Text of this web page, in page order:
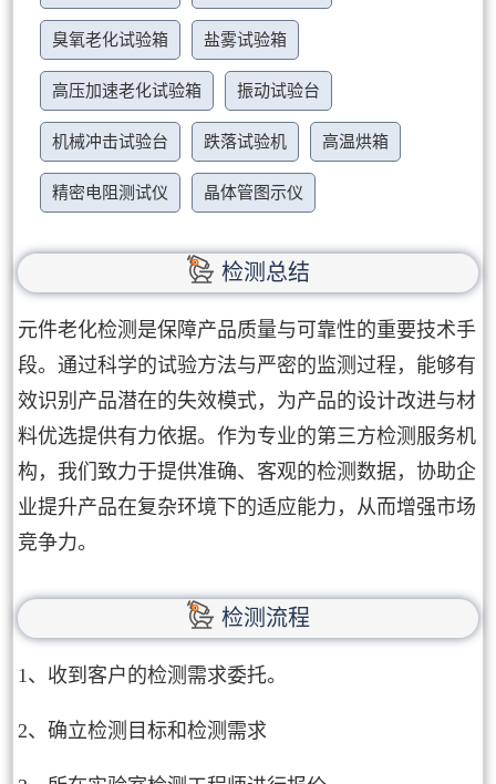
臭氧老化试验箱 盐雾试验箱
高压加速老化试验箱 振动试验台
机械冲击试验台 跌落试验机 高温烘箱
精密电阻测试仪 晶体管图示仪
检测总结
元件老化检测是保障产品质量与可靠性的重要技术手
段。通过科学的试验方法与严密的监测过程，能够有
效识别产品潜在的失效模式，为产品的设计改进与材
料优选提供有力依据。作为专业的第三方检测服务机
构，我们致力于提供准确、客观的检测数据，协助企
业提升产品在复杂环境下的适应能力，从而增强市场
竞争力。
检测流程
1、收到客户的检测需求委托。
2、确立检测目标和检测需求